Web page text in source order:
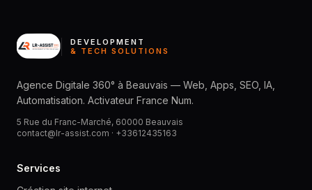
DEVELOPMENT
& TECH SOLUTIONS
Agence Digitale 360° à Beauvais — Web, Apps, SEO, IA,
Automatisation. Activateur France Num.
5 Rue du Franc-Marché, 60000 Beauvais
contact@lr-assist.com · +33612435163
Services